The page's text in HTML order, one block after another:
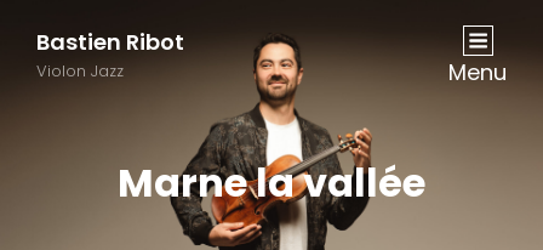
Bastien Ribot
Violon Jazz Menu
Marne la vallée